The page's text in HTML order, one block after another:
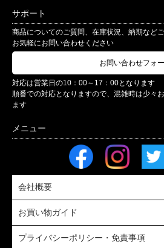
サポート
商品についてのご質問、在庫状況、納期など
お気軽にお問い合わせください
お問い合わせフォ
対応は営業日の10：00～17：00となります
順番での対応となりますので、混雑時は少々
ます
会社概要
お買い物ガイド
プライバシーポリシー・免責事項